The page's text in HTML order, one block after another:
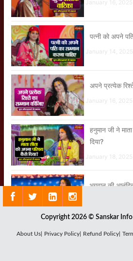
January 16, 2025
पत्नी को अपने
January 14, 2025
अपने प्रत्येक
January 16, 2025
हनुमान जी ने
दिया?
January 18, 2025
भगवान की
Copyright 2026 © Sanskar Info
About Us| Privacy Policy| Refund Policy|